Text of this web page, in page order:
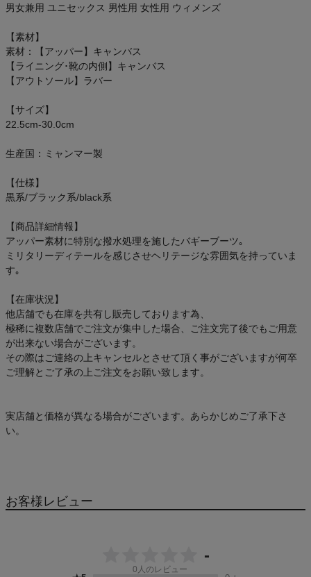
お気に入り
ご利用ガイド
クーポン一覧
商品レビュー
プロテイン・サプリメントまとめ買い
アウトレットセール
スタッフコーディネート
スタッフブログ
男女兼用 ユニセックス 男性用 女性用 ウィメンズ
【素材】
素材：【アッパー】キャンバス
【ライニング･靴の内側】キャンバス
【アウトソール】ラバー
【サイズ】
22.5cm-30.0cm
生産国：ミャンマー製
【仕様】
黒系/ブラック系/black系
【商品詳細情報】
アッパー素材に特別な撥水処理を施したバギーブーツ｡
ミリタリーディテールを感じさせヘリテージな雰囲気を持っていま
す｡
【在庫状況】
他店舗でも在庫を共有し販売しております為、
極稀に複数店舗でご注文が集中した場合、ご注文完了後でもご用意
が出来ない場合がございます。
その際はご連絡の上キャンセルとさせて頂く事がございますが何卒
ご理解とご了承の上ご注文をお願い致します。
実店舗と価格が異なる場合がございます。あらかじめご了承下さ
い。
お客様レビュー
-
0 人のレビュー